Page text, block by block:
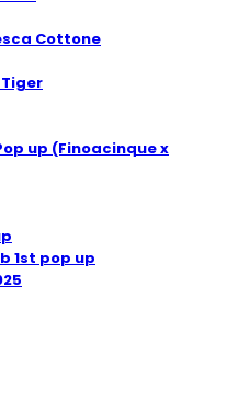
Cottone
up (Finoacinque x
1st pop up